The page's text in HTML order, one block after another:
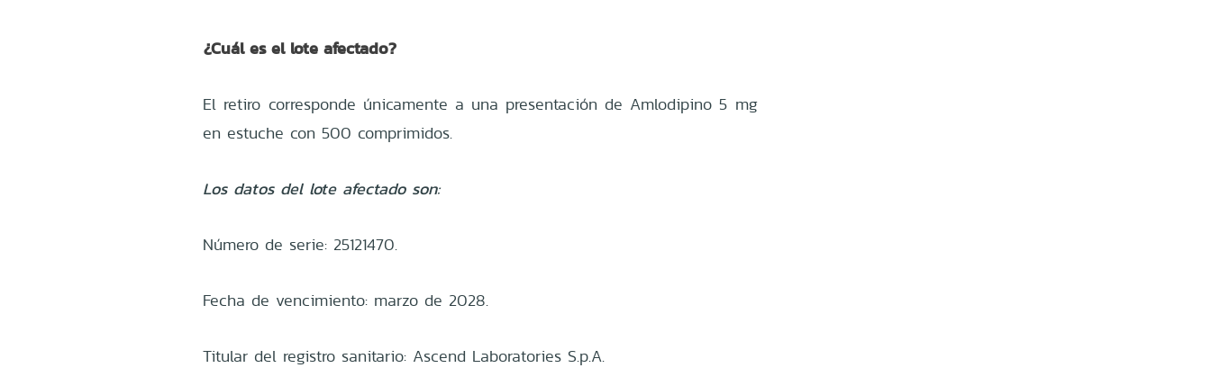
¿Cuál es el lote afectado?
El retiro corresponde únicamente a una presentación de Amlodipino 5 mg
en estuche con 500 comprimidos.
Los datos del lote afectado son:
Número de serie: 25121470.
Fecha de vencimiento: marzo de 2028.
Titular del registro sanitario: Ascend Laboratories S.p.A.